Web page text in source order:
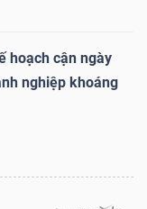
hoạch cận ngày
nghiệp khoáng